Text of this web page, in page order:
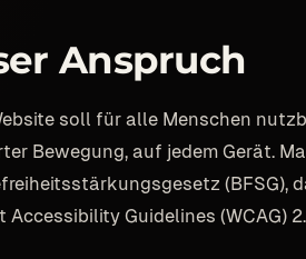
Anspruch
soll für alle Menschen
Bewegung, auf jedem Gerät.
(BFSG),
Accessibility Guidelines (WCAG)